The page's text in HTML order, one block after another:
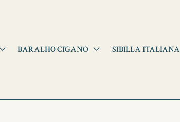
BARALHO CIGANO SIBILLA ITALIANA